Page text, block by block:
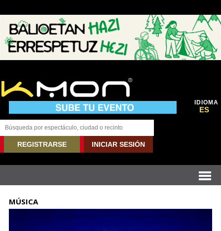
IDIOMA
ES
REGISTRARSE INICIAR SESIÓN
MÚSICA